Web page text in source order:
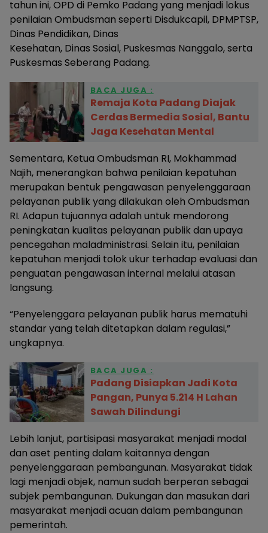
tahun ini, OPD di Pemko Padang yang menjadi lokus
penilaian Ombudsman seperti Disdukcapil, DPMPTSP,
Dinas Pendidikan, Dinas
Kesehatan, Dinas Sosial, Puskesmas Nanggalo, serta
Puskesmas Seberang Padang.
BACA JUGA :
Remaja Kota Padang Diajak
Cerdas Bermedia Sosial, Bantu
Jaga Kesehatan Mental
Sementara, Ketua Ombudsman RI, Mokhammad
Najih, menerangkan bahwa penilaian kepatuhan
merupakan bentuk pengawasan penyelenggaraan
pelayanan publik yang dilakukan oleh Ombudsman
RI. Adapun tujuannya adalah untuk mendorong
peningkatan kualitas pelayanan publik dan upaya
pencegahan maladministrasi. Selain itu, penilaian
kepatuhan menjadi tolok ukur terhadap evaluasi dan
penguatan pengawasan internal melalui atasan
langsung.
“Penyelenggara pelayanan publik harus mematuhi
standar yang telah ditetapkan dalam regulasi,”
ungkapnya.
BACA JUGA :
Padang Disiapkan Jadi Kota
Pangan, Punya 5.214 H Lahan
Sawah Dilindungi
Lebih lanjut, partisipasi masyarakat menjadi modal
dan aset penting dalam kaitannya dengan
penyelenggaraan pembangunan. Masyarakat tidak
lagi menjadi objek, namun sudah berperan sebagai
subjek pembangunan. Dukungan dan masukan dari
masyarakat menjadi acuan dalam pembangunan
pemerintah.